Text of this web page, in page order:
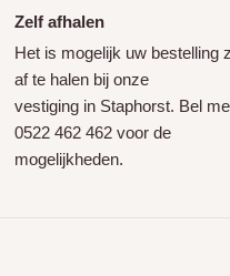
Zelf afhalen
Het is mogelijk uw bestelling
af te halen bij onze
vestiging in Staphorst. Bel
0522 462 462 voor de
mogelijkheden.